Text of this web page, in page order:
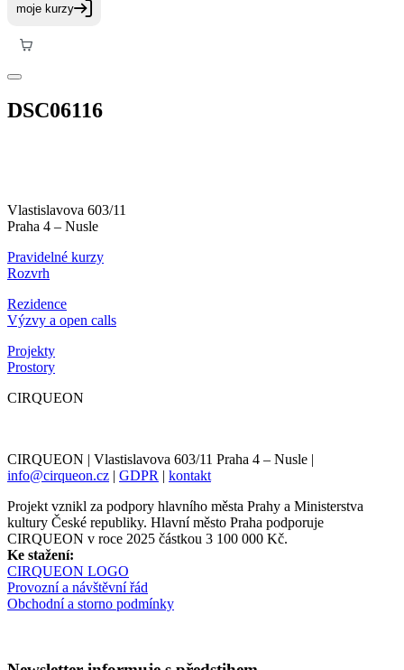
DSC06116
Vlastislavova 603/11
Praha 4 – Nusle
Pravidelné kurzy
Rozvrh
Rezidence
Výzvy a open calls
Projekty
Prostory
CIRQUEON
CIRQUEON | Vlastislavova 603/11 Praha 4 – Nusle |
info@cirqueon.cz | GDPR | kontakt
Projekt vznikl za podpory hlavního města Prahy a Ministerstva
kultury České republiky. Hlavní město Praha podporuje
CIRQUEON v roce 2025 částkou 3 100 000 Kč.
Ke stažení:
CIRQUEON LOGO
Provozní a návštěvní řád
Obchodní a storno podmínky